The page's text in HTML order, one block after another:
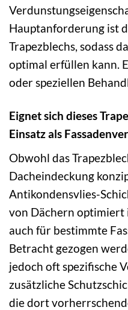
Hauptanforderung ist
Trapezblechs, sodass
optimal erfüllen kann.
oder speziellen
Eignet sich dieses
Einsatz als
Obwohl das
Dacheindeckung
Antikondensvlies-
von Dächern optimiert
auch für bestimmte
Betracht gezogen
jedoch oft spezifische
zusätzliche
die dort